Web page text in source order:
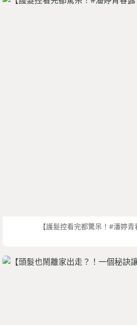
【護髮控看完都驚呆！#潘婷青